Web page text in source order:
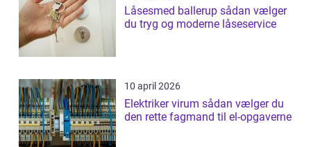
Låsesmed ballerup sådan vælger
du tryg og moderne låseservice
10 april 2026
Elektriker virum sådan vælger du
den rette fagmand til el-opgaverne